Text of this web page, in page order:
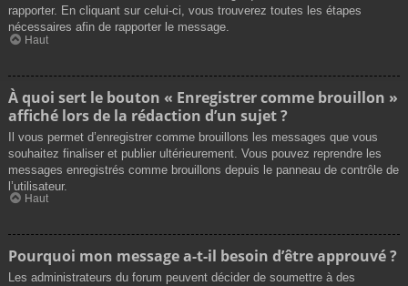
rapporter. En cliquant sur celui-ci, vous trouverez toutes les étapes
nécessaires afin de rapporter le message.
Haut
À quoi sert le bouton « Enregistrer comme brouillon »
affiché lors de la rédaction d’un sujet ?
Il vous permet d’enregistrer comme brouillons les messages que vous
souhaitez finaliser et publier ultérieurement. Vous pouvez reprendre les
messages enregistrés comme brouillons depuis le panneau de contrôle de
l’utilisateur.
Haut
Pourquoi mon message a-t-il besoin d’être approuvé ?
Les administrateurs du forum peuvent décider de soumettre à des